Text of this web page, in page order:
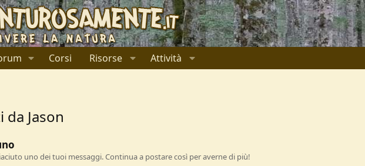
Corsi Risorse Attività
Jason
uno dei tuoi messaggi. Continua a postare così per averne di più!